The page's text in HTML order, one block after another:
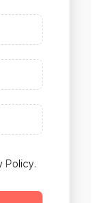
Policy.